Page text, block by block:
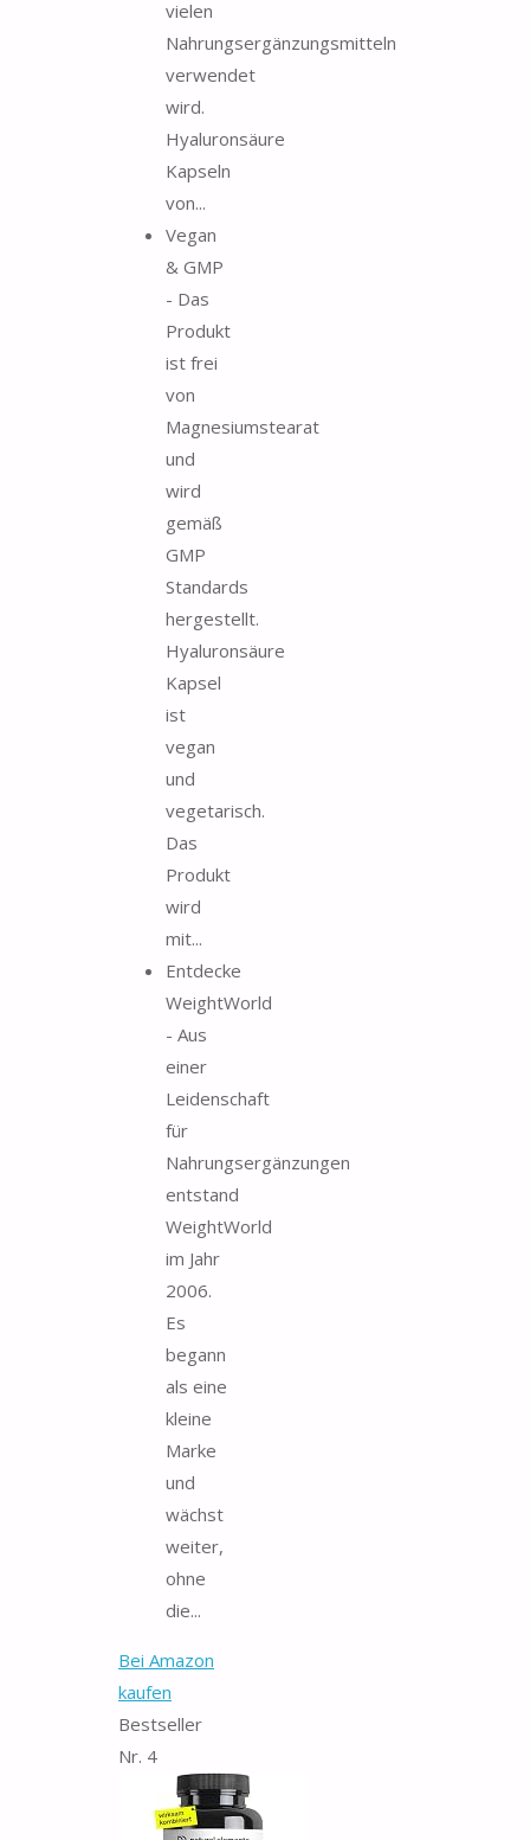
vielen
Nahrungsergänzungsmitteln
verwendet
wird.
Hyaluronsäure
Kapseln
von...
Vegan
& GMP
- Das
Produkt
ist frei
von
Magnesiumstearat
und
wird
gemäß
GMP
Standards
hergestellt.
Hyaluronsäure
Kapsel
ist
vegan
und
vegetarisch.
Das
Produkt
wird
mit...
Entdecke
WeightWorld
- Aus
einer
Leidenschaft
für
Nahrungsergänzungen
entstand
WeightWorld
im Jahr
2006.
Es
begann
als eine
kleine
Marke
und
wächst
weiter,
ohne
die...
Bei Amazon
kaufen
Bestseller
Nr. 4